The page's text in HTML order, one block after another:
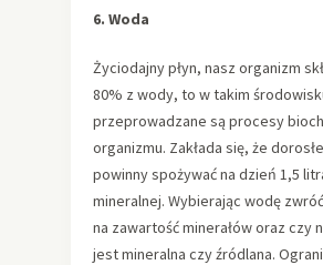
6. Woda
Życiodajny płyn, nasz organizm
80% z wody, to w takim
przeprowadzane są procesy
organizmu. Zakłada się, że
powinny spożywać na dzień 1,5
mineralnej. Wybierając wodę
na zawartość minerałów oraz czy
jest mineralna czy źródlana.